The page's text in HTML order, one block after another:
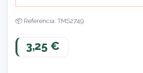
Referencia: TMS2749
3,25 €